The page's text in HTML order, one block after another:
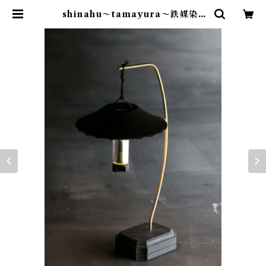
shinahu～tamayura～鉄媒染 |